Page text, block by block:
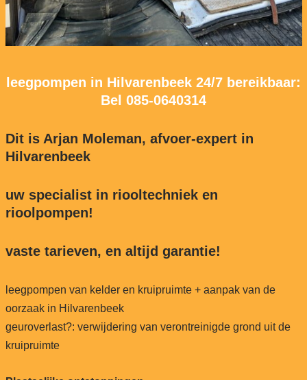
leegpompen in Hilvarenbeek 24/7 bereikbaar:
Bel 085-0640314
Dit is Arjan Moleman, afvoer-expert in
Hilvarenbeek
uw specialist in riooltechniek en
rioolpompen!
vaste tarieven, en altijd garantie!
leegpompen van kelder en kruipruimte + aanpak van de
oorzaak in Hilvarenbeek
geuroverlast?: verwijdering van verontreinigde grond uit de
kruipruimte